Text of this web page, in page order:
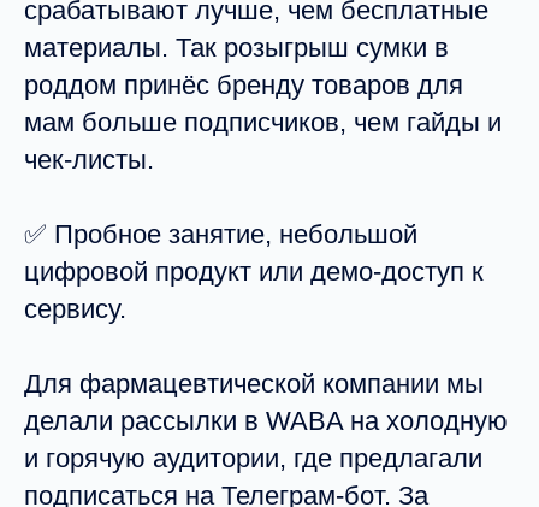
срабатывают лучше, чем бесплатные
материалы. Так розыгрыш сумки в
роддом принёс бренду товаров для
мам больше подписчиков, чем гайды и
чек-листы.
✅ Пробное занятие, небольшой
цифровой продукт или демо-доступ к
сервису.
Для фармацевтической компании мы
делали рассылки в WABA на холодную
и горячую аудитории, где предлагали
подписаться на Телеграм-бот. За